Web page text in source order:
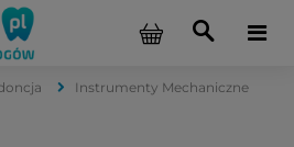
Instrumenty Mechaniczne